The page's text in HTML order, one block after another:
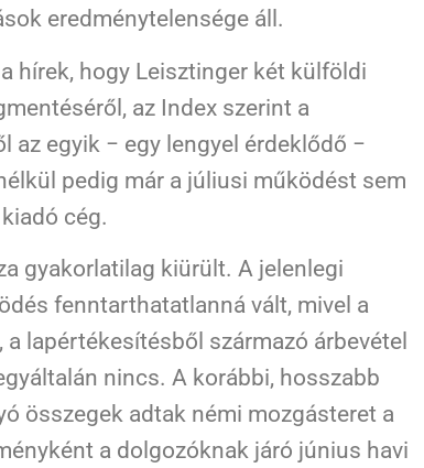
eredménytelensége áll.
hírek, hogy Leisztinger két külföldi
az Index szerint a
az egyik − egy lengyel érdeklődő −
pedig már a júliusi működést sem
cég.
gyakorlatilag kiürült. A jelenlegi
fenntarthatatlanná vált, mivel a
lapértékesítésből származó árbevétel
nincs. A korábbi, hosszabb
összegek adtak némi mozgásteret a
a dolgozóknak járó június havi